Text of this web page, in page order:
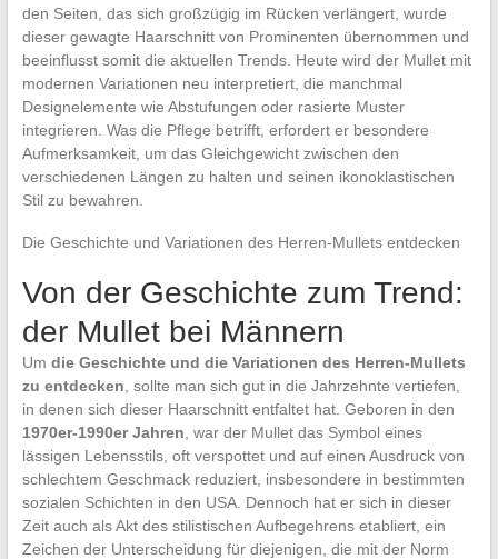
den Seiten, das sich großzügig im Rücken verlängert, wurde
dieser gewagte Haarschnitt von Prominenten übernommen und
beeinflusst somit die aktuellen Trends. Heute wird der Mullet mit
modernen Variationen neu interpretiert, die manchmal
Designelemente wie Abstufungen oder rasierte Muster
integrieren. Was die Pflege betrifft, erfordert er besondere
Aufmerksamkeit, um das Gleichgewicht zwischen den
verschiedenen Längen zu halten und seinen ikonoklastischen
Stil zu bewahren.
Die Geschichte und Variationen des Herren-Mullets entdecken
Von der Geschichte zum Trend:
der Mullet bei Männern
Um die Geschichte und die Variationen des Herren-Mullets
zu entdecken , sollte man sich gut in die Jahrzehnte vertiefen,
in denen sich dieser Haarschnitt entfaltet hat. Geboren in den
1970er-1990er Jahren , war der Mullet das Symbol eines
lässigen Lebensstils, oft verspottet und auf einen Ausdruck von
schlechtem Geschmack reduziert, insbesondere in bestimmten
sozialen Schichten in den USA. Dennoch hat er sich in dieser
Zeit auch als Akt des stilistischen Aufbegehrens etabliert, ein
Zeichen der Unterscheidung für diejenigen, die mit der Norm